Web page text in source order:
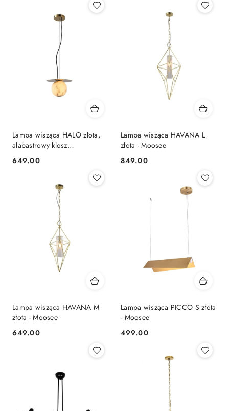
Lampa wisząca HALO złota,
alabastrowy klosz
Cena:
649.00
Lampa wisząca HAVANA L
złota - Moosee
Cena:
849.00
Lampa wisząca HAVANA M
złota - Moosee
Cena:
649.00
Lampa wisząca PICCO S złota
- Moosee
Cena:
499.00